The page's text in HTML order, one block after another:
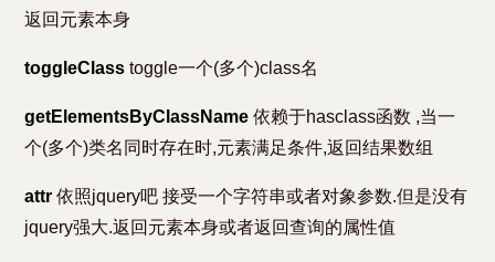
返回元素本身
toggleClass toggle一个(多个)class名
getElementsByClassName 依赖于hasclass函数 ,当一
个(多个)类名同时存在时,元素满足条件,返回结果数组
attr 依照jquery吧 接受一个字符串或者对象参数.但是没有
jquery强大.返回元素本身或者返回查询的属性值